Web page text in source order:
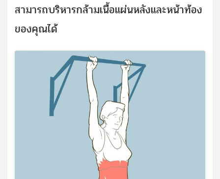
สามารถบริหารกล้ามเนื้อแผ่นหลังและหน้าท้อง
ของคุณได้